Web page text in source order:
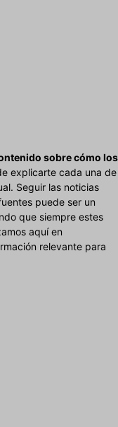
sobre cómo los
explicarte cada una de
Seguir las noticias
puede ser un
que siempre estes
aquí en
relevante para